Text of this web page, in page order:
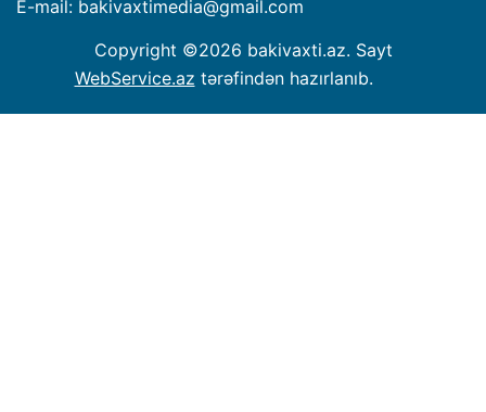
E-mail: bakivaxtimedia@gmail.com
Copyright ©2026 bakivaxti.az. Sayt
WebService.az tərəfindən hazırlanıb.